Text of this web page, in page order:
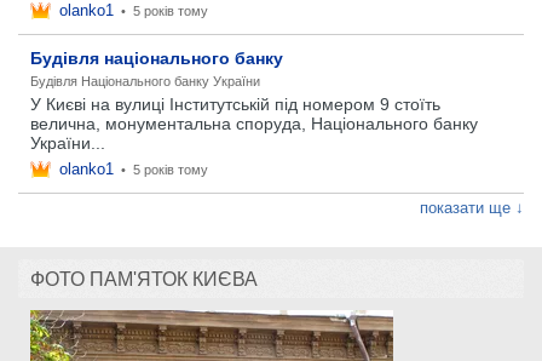
olanko1 • 5 років тому
Будівля національного банку
Будівля Національного банку України
У Києві на вулиці Інститутській під номером 9 стоїть
велична, монументальна споруда, Національного банку
України...
olanko1 • 5 років тому
показати ще ↓
ФОТО ПАМ'ЯТОК КИЄВА